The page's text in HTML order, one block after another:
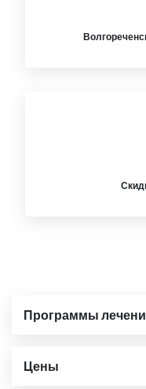
Программы
Цены